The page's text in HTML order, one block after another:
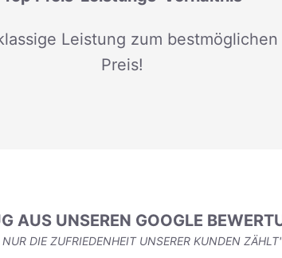
Leistung zum bestmöglichen
Preis!
AUS UNSEREN GOOGLE
DIE ZUFRIEDENHEIT UNSERER KUNDEN